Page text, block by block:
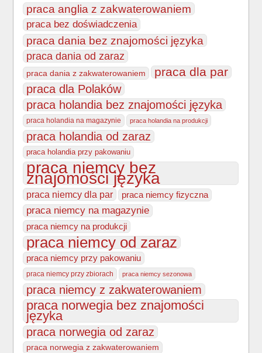
praca anglia z zakwaterowaniem
praca bez doświadczenia
praca dania bez znajomości języka
praca dania od zaraz
praca dania z zakwaterowaniem praca dla par
praca dla Polaków
praca holandia bez znajomości języka
praca holandia na magazynie praca holandia na produkcji
praca holandia od zaraz
praca holandia przy pakowaniu
praca niemcy bez
znajomości języka
praca niemcy dla par praca niemcy fizyczna
praca niemcy na magazynie
praca niemcy na produkcji
praca niemcy od zaraz
praca niemcy przy pakowaniu
praca niemcy przy zbiorach praca niemcy sezonowa
praca niemcy z zakwaterowaniem
praca norwegia bez znajomości
języka
praca norwegia od zaraz
praca norwegia z zakwaterowaniem